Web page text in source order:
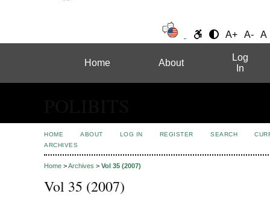
A+ A- A
Home About
Log
In
HOME ABOUT LOG IN REGISTER SEARCH
ARCHIVES
Home >Archives > Vol 35 (2007)
Vol 35 (2007)